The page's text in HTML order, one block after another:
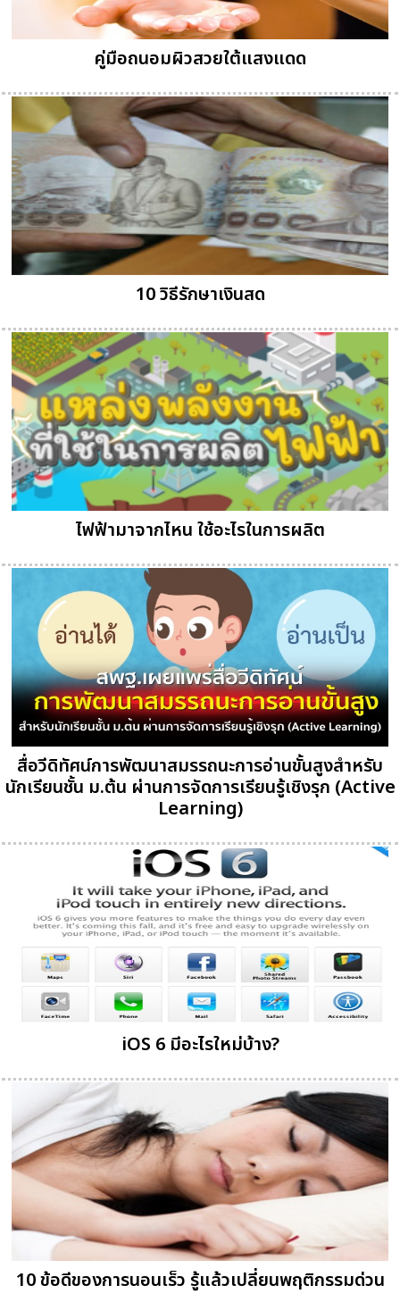
คู่มือถนอมผิวสวยใต้แสงแดด
10 วิธีรักษาเงินสด
ไฟฟ้ามาจากไหน ใช้อะไรในการผลิต
สื่อวีดิทัศน์การพัฒนาสมรรถนะการอ่านขั้นสูงสำหรับ
นักเรียนชั้น ม.ต้น ผ่านการจัดการเรียนรู้เชิงรุก (Active
Learning)
iOS 6 มีอะไรใหม่บ้าง?
10 ข้อดีของการนอนเร็ว รู้แล้วเปลี่ยนพฤติกรรมด่วน